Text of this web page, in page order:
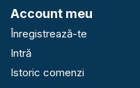
Account meu
Înregistrează-te
Intră
Istoric comenzi